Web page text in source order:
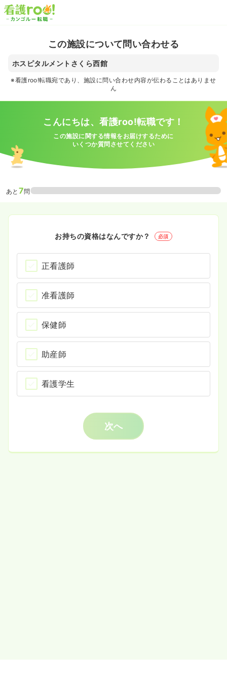
この施設について問い合わせる
ホスピタルメントさくら西館
※看護roo!転職宛であり、施設に問い合わせ内容が伝わることはありませ
ん
こんにちは、看護roo!転職です！
この施設に関する情報をお届けするために
いくつか質問させてください
あと 7問
お持ちの資格はなんですか？ 必須
正看護師
准看護師
保健師
助産師
看護学生
次へ